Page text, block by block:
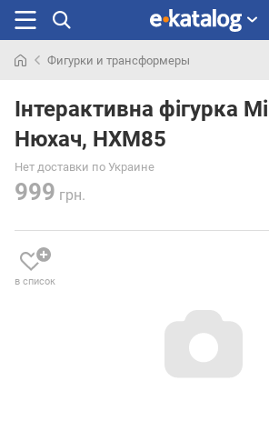
раньше
Фигурки и трансформеры
Інтерактивна фігурка
Нюхач, HXM85
Нет доставки по Украине
999 грн.
в список